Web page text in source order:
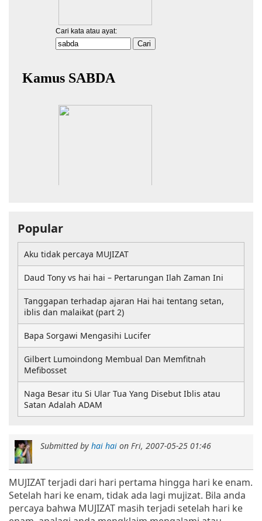
Submitted by hai hai on Fri, 2007-05-25 01:46
MUJIZAT terjadi dari hari pertama hingga hari ke enam.
Setelah hari ke enam, tidak ada lagi mujizat. Bila anda
percaya bahwa MUJIZAT masih terjadi setelah hari ke
Popular
Aku tidak percaya MUJIZAT
Daud Tony vs hai hai – Pertarungan Ilah Zaman Ini
Tanggapan terhadap ajaran Hai hai tentang setan,
iblis dan malaikat (part 2)
Bapa Sorgawi Mengasihi Lucifer
Gilbert Lumoindong Membual Dan Memfitnah
Mefibosset
Naga Besar itu Si Ular Tua Yang Disebut Iblis atau
Satan Adalah ADAM